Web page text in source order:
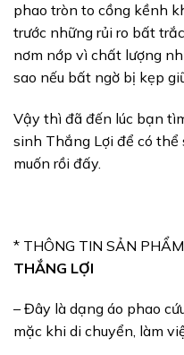
phao tròn to cồng kềnh
trước những rủi ro bất
nơm nớp vì chất lượng
sao nếu bất ngờ bị kẹp
Vậy thì đã đến lúc bạn
sinh Thắng Lợi để có
muốn rồi đấy.
* THÔNG TIN SẢN
THẮNG LỢI
– Đây là dạng áo phao
mặc khi di chuyển, làm